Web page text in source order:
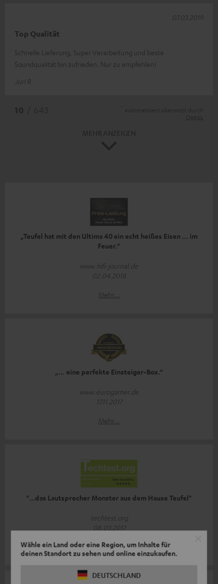
Wähle ein Land oder eine Region, um Inhalte für
deinen Standort zu sehen und online einzukaufen.
DEUTSCHLAND
Top Qualität
Schnelle Lieferung, Super Verarbeitung und beste
Soundqualität bin zufrieden. Nur zu empfehlen!
Juri R.
07.03.2019
„Teufel hat mit den Ultima 40 ein echt heißes Eisen … im
Feuer.“
www.hifi-journal.de
02.04.2018
Mehr...
„… eine perfekte Einsteiger-Box.“
www.eurogamer.de
17.11.2017
Mehr...
"...das Lautsprecher Monster aus dem Hause Teufel"
techtest.org
08.03.2017
Mehr...